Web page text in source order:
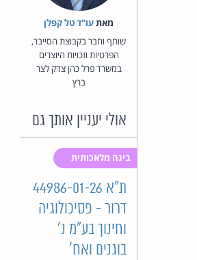
מאת‏עו"ד טל קפלן
שותף וחבר בקבוצת הסייבר,
הפרטיות וזכויות היוצרים
במשרד פרל כהן צדק לצר
ברץ
אולי יעניין אותך גם
בינה מלאכותית
ת"א 44986-01-26
דרור - פסיכולוגיה
וחינוך בע"מ נ'
בוגנים ואח'